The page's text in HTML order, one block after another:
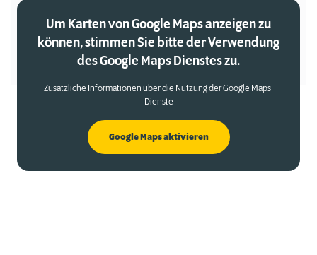
Um Karten von Google Maps anzeigen zu
können, stimmen Sie bitte der Verwendung
des Google Maps Dienstes zu.
Zusätzliche Informationen über die Nutzung der Google Maps-
Dienste
Google Maps aktivieren